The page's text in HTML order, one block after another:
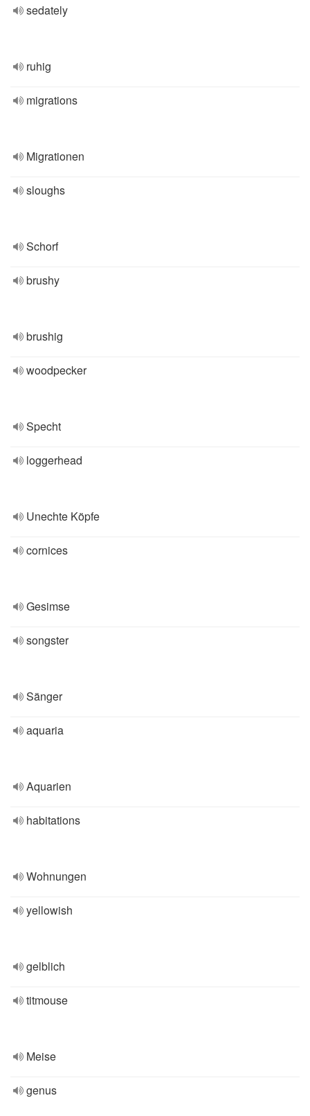
sedately
ruhig
migrations
Migrationen
sloughs
Schorf
brushy
brushig
woodpecker
Specht
loggerhead
Unechte Köpfe
cornices
Gesimse
songster
Sänger
aquaria
Aquarien
habitations
Wohnungen
yellowish
gelblich
titmouse
Meise
genus